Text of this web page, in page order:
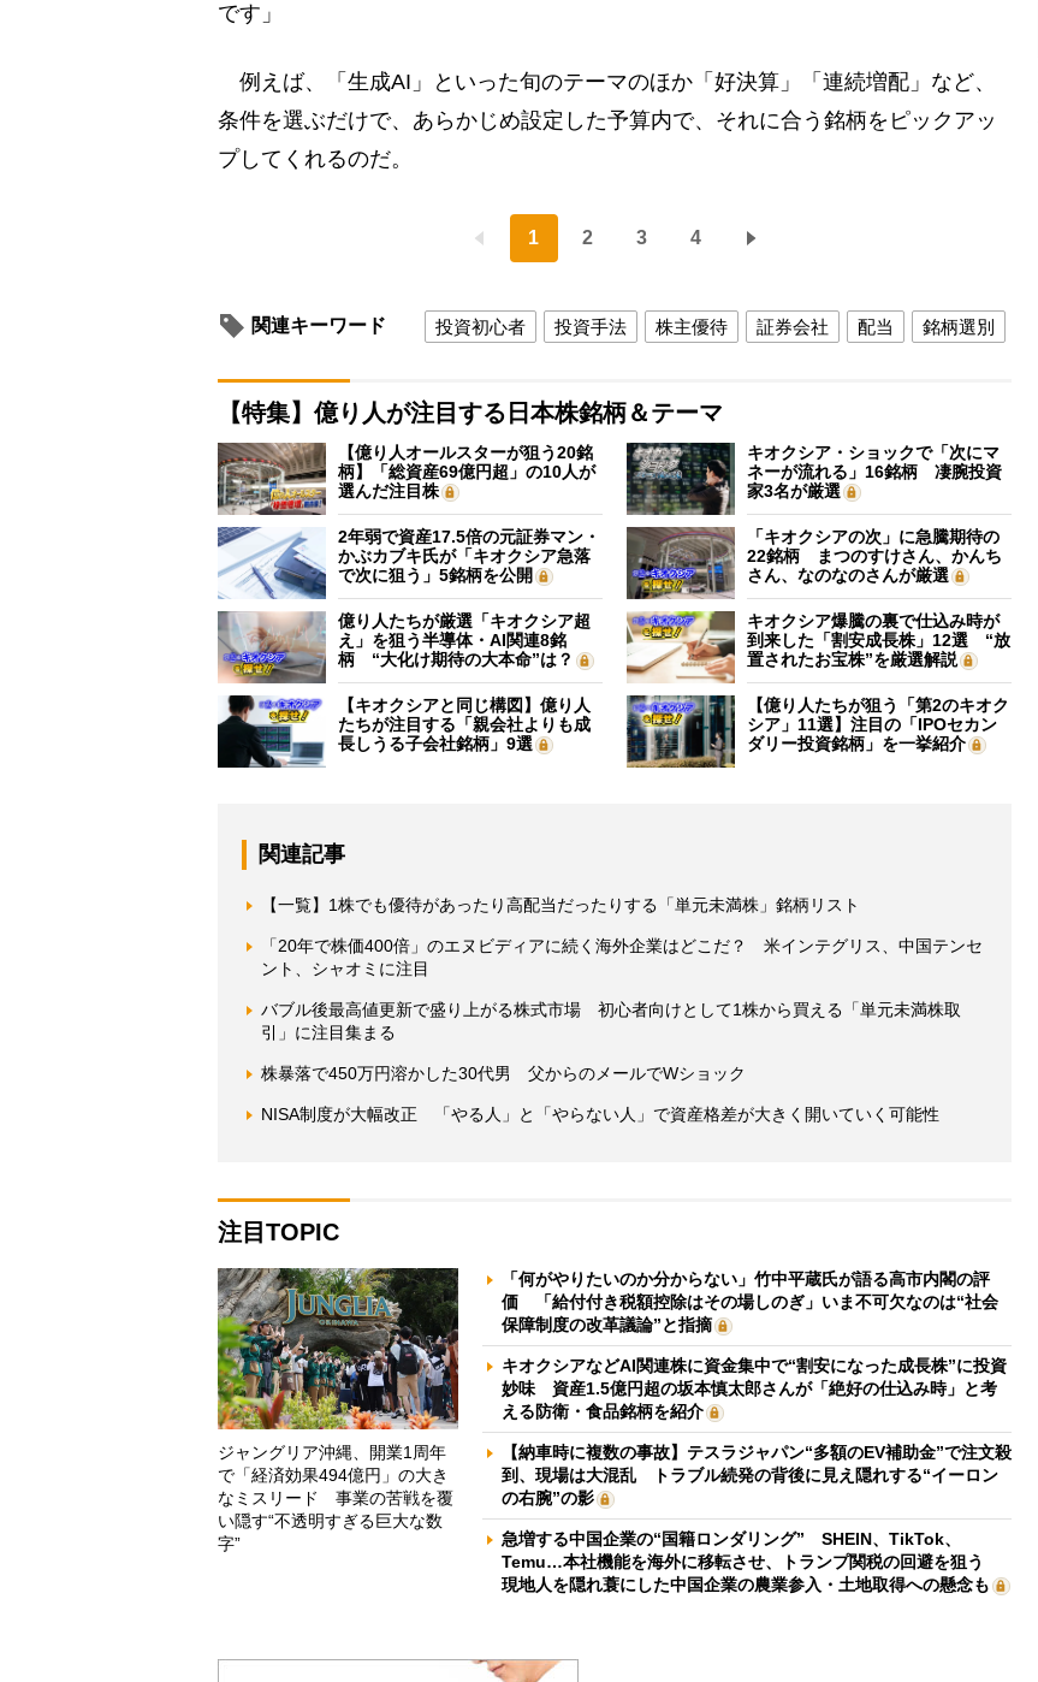
です」
例えば、「生成AI」といった旬のテーマのほか「好決算」「連続増配」など、
条件を選ぶだけで、あらかじめ設定した予算内で、それに合う銘柄をピックアッ
プしてくれるのだ。
1 2 3 4
関連キーワード 投資初心者 投資手法 株主優待 証券会社 配当 銘柄選別
【特集】億り人が注目する日本株銘柄＆テーマ
【億り人オールスターが狙う20銘
柄】「総資産69億円超」の10人が
選んだ注目株
キオクシア・ショックで「次にマ
ネーが流れる」16銘柄 凄腕投資
家3名が厳選
2年弱で資産17.5倍の元証券マン・
かぶカブキ氏が「キオクシア急落
で次に狙う」5銘柄を公開
「キオクシアの次」に急騰期待の
22銘柄 まつのすけさん、かんち
さん、なのなのさんが厳選
億り人たちが厳選「キオクシア超
え」を狙う半導体・AI関連8銘
柄 “大化け期待の大本命”は？
キオクシア爆騰の裏で仕込み時が
到来した「割安成長株」12選 “放
置されたお宝株”を厳選解説
【キオクシアと同じ構図】億り人
たちが注目する「親会社よりも成
長しうる子会社銘柄」9選
【億り人たちが狙う「第2のキオク
シア」11選】注目の「IPOセカン
ダリー投資銘柄」を一挙紹介
関連記事
【一覧】1株でも優待があったり高配当だったりする「単元未満株」銘柄リスト
「20年で株価400倍」のエヌビディアに続く海外企業はどこだ？ 米インテグリス、中国テンセ
ント、シャオミに注目
バブル後最高値更新で盛り上がる株式市場 初心者向けとして1株から買える「単元未満株取
引」に注目集まる
株暴落で450万円溶かした30代男 父からのメールでWショック
NISA制度が大幅改正 「やる人」と「やらない人」で資産格差が大きく開いていく可能性
注目TOPIC
ジャングリア沖縄、開業1周年
で「経済効果494億円」の大き
なミスリード 事業の苦戦を覆
い隠す“不透明すぎる巨大な数
字”
「何がやりたいのか分からない」竹中平蔵氏が語る高市内閣の評
価 「給付付き税額控除はその場しのぎ」いま不可欠なのは“社会
保障制度の改革議論”と指摘
キオクシアなどAI関連株に資金集中で“割安になった成長株”に投資
妙味 資産1.5億円超の坂本慎太郎さんが「絶好の仕込み時」と考
える防衛・食品銘柄を紹介
【納車時に複数の事故】テスラジャパン“多額のEV補助金”で注文殺
到、現場は大混乱 トラブル続発の背後に見え隠れする“イーロン
の右腕”の影
急増する中国企業の“国籍ロンダリング” SHEIN、TikTok、
Temu…本社機能を海外に移転させ、トランプ関税の回避を狙う
現地人を隠れ蓑にした中国企業の農業参入・土地取得への懸念も